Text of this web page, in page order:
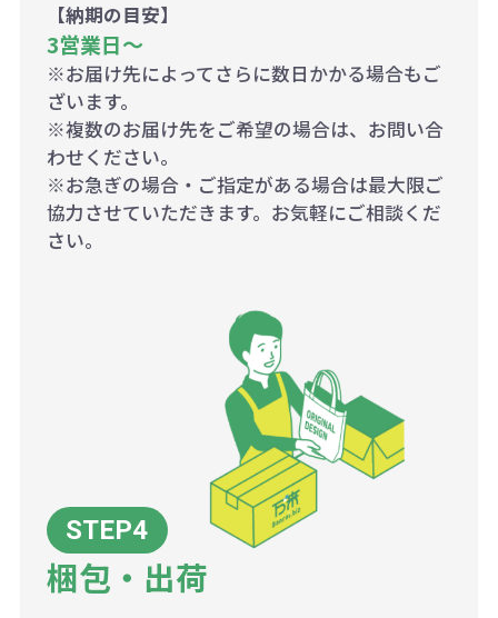
【納期の目安】
3営業日〜
※お届け先によってさらに数日かかる場合もご
ざいます。
※複数のお届け先をご希望の場合は、お問い合
わせください。
※お急ぎの場合・ご指定がある場合は最大限ご
協力させていただきます。お気軽にご相談くだ
さい。
梱包・出荷